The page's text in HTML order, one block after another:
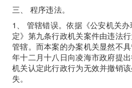
三、 程序违法。
1、 管辖错误。依据《公安机关
定》第九条行政机关案件由违法
管辖。而本案的办案机关显然不
年十二月十八日向凌海市政府提
机关认定此行政行为无效并撤销
失。